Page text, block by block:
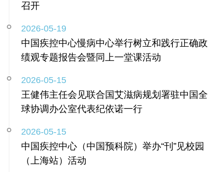
召开
2026-05-19
中国疾控中心慢病中心举行树立和践行正确政
绩观专题报告会暨同上一堂课活动
2026-05-15
王健伟主任会见联合国艾滋病规划署驻中国全
球协调办公室代表纪依诺一行
2026-05-15
中国疾控中心（中国预科院）举办“刊”见校园
（上海站）活动